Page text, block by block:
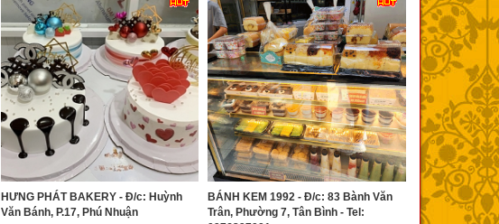
HƯNG PHÁT BAKERY - Đ/c: Huỳnh
Văn Bánh, P.17, Phú Nhuận
BÁNH KEM 1992 - Đ/c: 83 Bành Văn
Trân, Phường 7, Tân Bình - Tel: